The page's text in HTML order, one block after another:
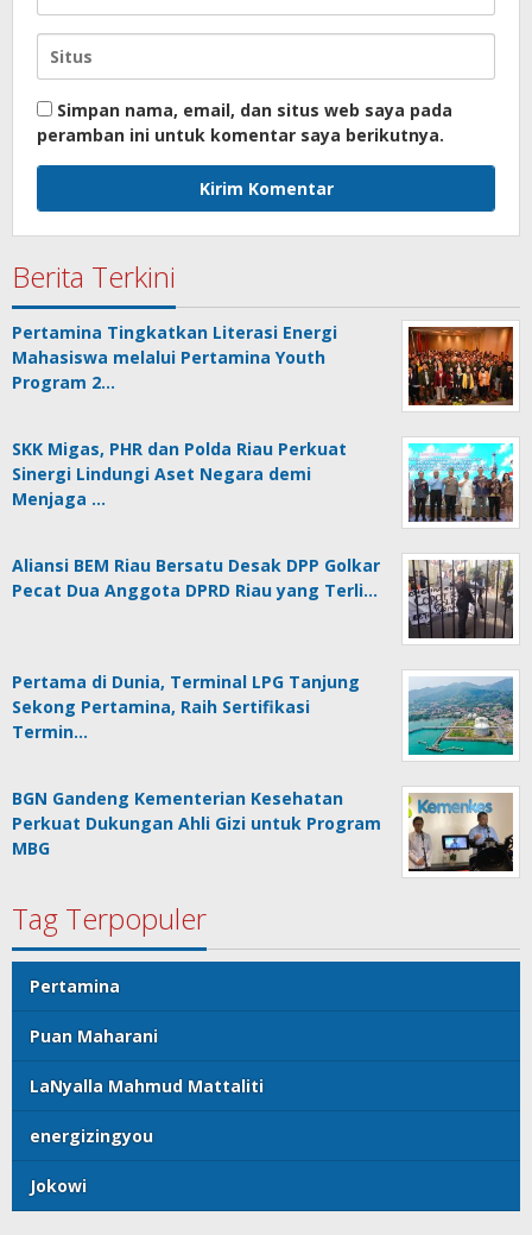
Simpan nama, email, dan situs web saya pada
peramban ini untuk komentar saya berikutnya.
Berita Terkini
Pertamina Tingkatkan Literasi Energi
Mahasiswa melalui Pertamina Youth
Program 2…
SKK Migas, PHR dan Polda Riau Perkuat
Sinergi Lindungi Aset Negara demi
Menjaga …
Aliansi BEM Riau Bersatu Desak DPP Golkar
Pecat Dua Anggota DPRD Riau yang Terli…
Pertama di Dunia, Terminal LPG Tanjung
Sekong Pertamina, Raih Sertifikasi
Termin…
BGN Gandeng Kementerian Kesehatan
Perkuat Dukungan Ahli Gizi untuk Program
MBG
Tag Terpopuler
Pertamina
Puan Maharani
LaNyalla Mahmud Mattaliti
energizingyou
Jokowi